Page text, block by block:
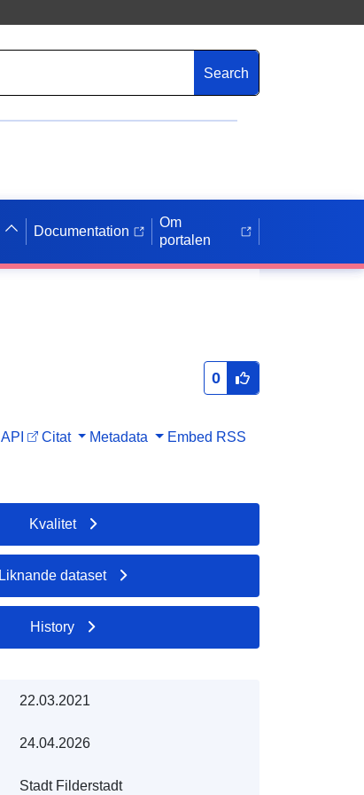
Search
Documentation
Om
portalen
0
API Citat Metadata Embed RSS
Kvalitet
Liknande dataset
History
22.03.2021
24.04.2026
Stadt Filderstadt